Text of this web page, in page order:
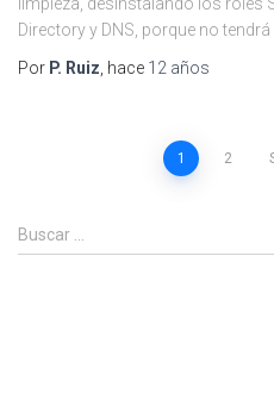
Directory y DNS, porque no
Por P. Ruiz , hace 12 años
Paginación
de
1 2
B
u
Buscar …